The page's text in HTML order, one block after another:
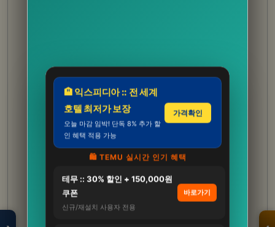
🏨 익스피디아 :: 전 세계
호텔 최저가 보장
오늘 마감 임박! 단독 8% 추가 할
인 혜택 적용 가능
가격확인
🛍️ TEMU 실시간 인기 혜택
테무 :: 30% 할인 + 150,000원
쿠폰
신규/재설치 사용자 전용
바로가기